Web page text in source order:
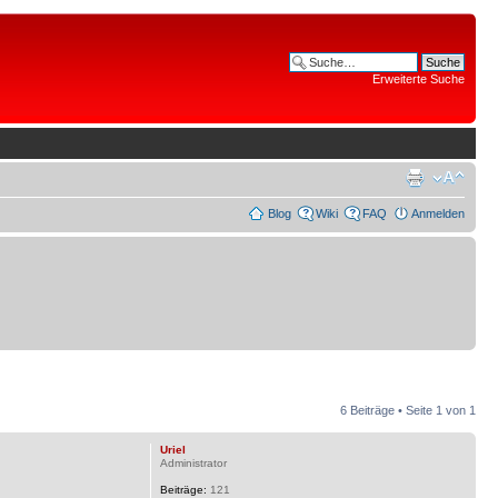
Erweiterte Suche
Blog Wiki FAQ Anmelden
6 Beiträge • Seite 1 von 1
Uriel
Administrator
Beiträge: 121